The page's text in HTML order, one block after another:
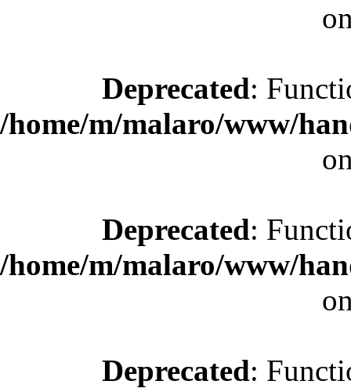
Deprecated:
/home/m/malaro/www/
Deprecated:
/home/m/malaro/www/
Deprecated: